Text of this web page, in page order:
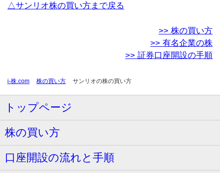
△サンリオ株の買い方まで戻る
>> 株の買い方
>> 有名企業の株
>> 証券口座開設の手順
i-株.com 株の買い方 サンリオの株の買い方
トップページ
株の買い方
口座開設の流れと手順